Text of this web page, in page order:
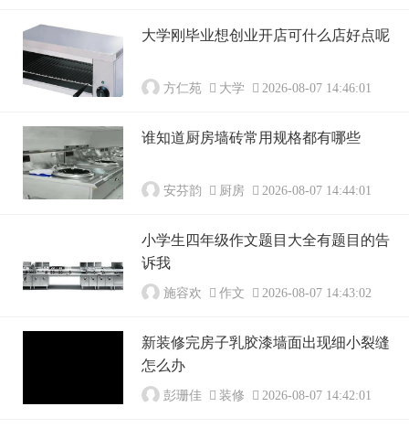
大学刚毕业想创业开店可什么店好点呢
方仁苑 大学 2026-08-07 14:46:01
谁知道厨房墙砖常用规格都有哪些
安芬韵 厨房 2026-08-07 14:44:01
小学生四年级作文题目大全有题目的告
诉我
施容欢 作文 2026-08-07 14:43:02
新装修完房子乳胶漆墙面出现细小裂缝
怎么办
彭珊佳 装修 2026-08-07 14:42:01